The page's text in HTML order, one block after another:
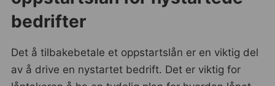
bedrifter
Det å tilbakebetale et oppstartslån er en viktig del
av å drive en nystartet bedrift. Det er viktig for